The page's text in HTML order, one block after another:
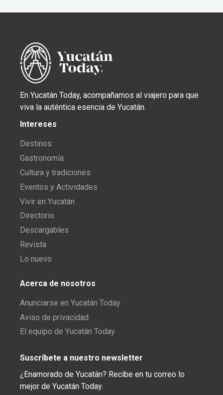
En Yucatán Today, acompañamos al viajero para que
viva la auténtica esencia de Yucatán.
Intereses
Destinos
Gastronomía
Cultura y tradiciones
Eventos y Actividades
Vivir en Yucatán
Directorio
Descargables
Revista
Lo nuevo
Acerca de nosotros
Anunciarse en Yucatán Today
Aviso de privacidad
El equipo de Yucatán Today
Suscríbete a nuestro newsletter
¿Enamorado de Yucatán? Recibe en tu correo lo
mejor de Yucatán Today.